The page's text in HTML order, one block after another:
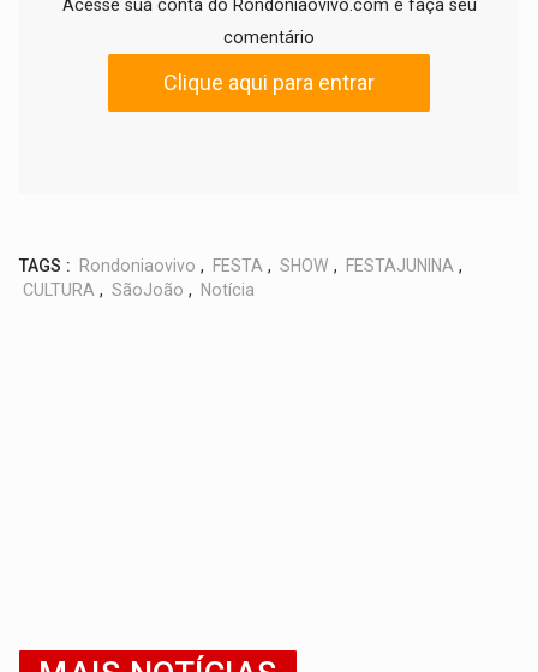
Acesse sua conta do Rondoniaovivo.com e faça seu
comentário
Clique aqui para entrar
TAGS : Rondoniaovivo , FESTA , SHOW , FESTAJUNINA ,
CULTURA , SãoJoão , Notícia